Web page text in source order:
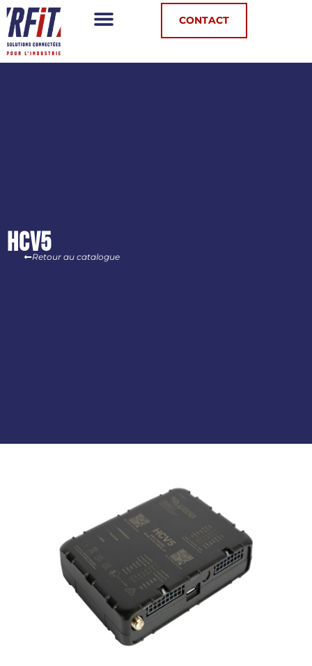
Panneau de gestion des cookies
CONTACT
HCV5Retour au catalogue